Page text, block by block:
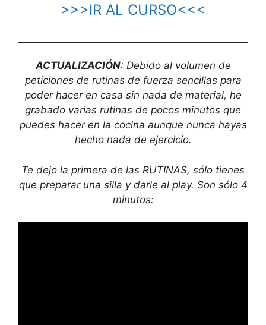
>>>IR AL CURSO<<<
ACTUALIZACIÓN: Debido al volumen de
peticiones de rutinas de fuerza sencillas para
poder hacer en casa sin nada de material, he
grabado varias rutinas de pocos minutos que
puedes hacer en la cocina aunque nunca hayas
hecho nada de ejercicio.
Te dejo la primera de las RUTINAS, sólo tienes
que preparar una silla y darle al play. Son sólo 4
minutos: